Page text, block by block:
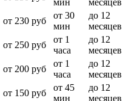
от 230 руб
от 30
мин
до 12
месяцев
от 250 руб
от 1
часа
до 12
месяцев
от 200 руб
от 1
часа
до 12
месяцев
от 150 руб
от 45
мин
до 12
месяцев